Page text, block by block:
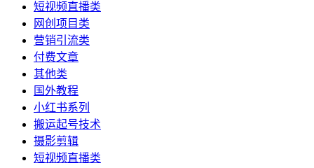
短视频直播类
网创项目类
营销引流类
付费文章
其他类
国外教程
小红书系列
搬运起号技术
摄影剪辑
短视频直播类